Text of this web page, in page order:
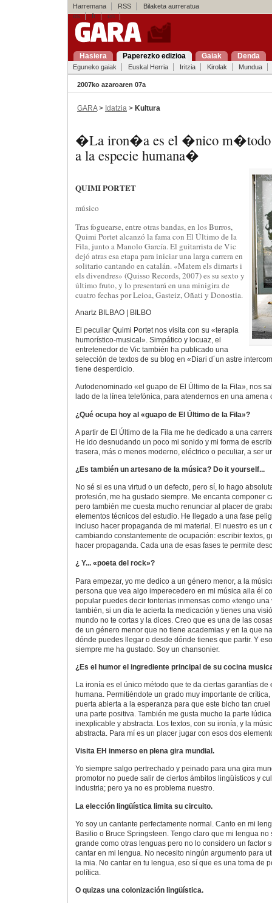
Harremana RSS
Bilaketa aurreratua
es
fr en
Hasiera Paperezko edizioa Gaiak Denda
Eguneko gaiak Euskal Herria Iritzia Kirolak Mundua
2007ko azaroaren 07a
GARA> Idatzia > Kultura
�La iron�a es el �nico m�todo
a la especie humana�
QUIMI PORTET
músico
Tras foguearse, entre otras bandas, en los Burros,
Quimi Portet alcanzó la fama con El Último de la
Fila, junto a Manolo García. El guitarrista de Vic
dejó atras esa etapa para iniciar una larga carrera en
solitario cantando en catalán. «Matem els dimarts i
els divendres» (Quisso Records, 2007) es su sexto y
último fruto, y lo presentará en una minigira de
cuatro fechas por Leioa, Gasteiz, Oñati y Donostia.
Anartz BILBAO | BILBO
El peculiar Quimi Portet nos visita con su «terapia
humorístico-musical». Simpático y locuaz, el
entretenedor de Vic también ha publicado una
selección de textos de su blog en «Diari d´un astre
tiene desperdicio.
Autodenominado «el guapo de El Último de la Fila», nos
lado de la línea telefónica, para atendernos en una amena
¿Qué ocupa hoy al «guapo de El Último de la Fila»?
A partir de El Último de la Fila me he dedicado a una
He ido desnudando un poco mi sonido y mi forma de
trasera, más o menos moderno, eléctrico o peculiar, a ser
¿Es también un artesano de la música? Do it yourself...
No sé si es una virtud o un defecto, pero sí, lo hago
profesión, me ha gustado siempre. Me encanta componer
pero también me cuesta mucho renunciar al placer de
elementos técnicos del estudio. He llegado a una fase
incluso hacer propaganda de mi material. El nuestro es un
cambiando constantemente de ocupación: escribir textos,
hacer propaganda. Cada una de esas fases te permite
¿ Y... «poeta del rock»?
Para empezar, yo me dedico a un género menor, a la
persona que vea algo imperecedero en mi música alla él
popular puedes decir tonterias inmensas como «tengo
también, si un día te acierta la medicación y tienes una
mundo no te cortas y la dices. Creo que es una de las
de un género menor que no tiene academias y en la que
dónde puedes llegar o desde dónde tienes que partir. Y
siempre me ha gustado. Soy un chansonier.
¿Es el humor el ingrediente principal de su cocina
La ironía es el único método que te da ciertas garantías de
humana. Permitiéndote un grado muy importante de
puerta abierta a la esperanza para que este bicho tan
una parte positiva. También me gusta mucho la parte
inexplicable y abstracta. Los textos, con su ironía, y la
abstracta. Para mí es un placer jugar con esos dos
Visita EH inmerso en plena gira mundial.
Yo siempre salgo pertrechado y peinado para una gira
promotor no puede salir de ciertos ámbitos lingüísticos y
industria; pero ya no es problema nuestro.
La elección lingüística limita su circuito.
Yo soy un cantante perfectamente normal. Canto en mi
Basilio o Bruce Springsteen. Tengo claro que mi lengua
grande como otras lenguas pero no lo considero un factor
cantar en mi lengua. No necesito ningún argumento para
la mia. No cantar en tu lengua, eso sí que es una toma de
política.
O quizas una colonización lingüística.